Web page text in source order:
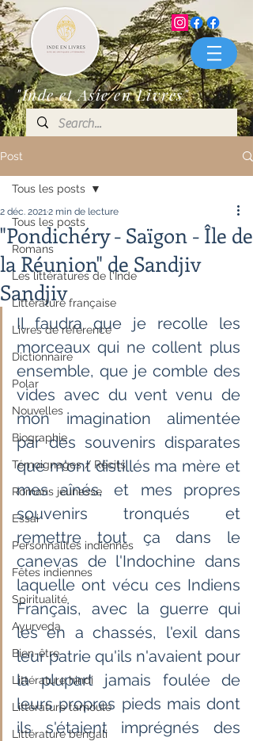
"Inde et Asie en Livres"
Post
Tous les posts
Romans
Les littératures de l'Inde
Littérature française
Livres de référence
Dictionnaire
Polar
Nouvelles
Biographie
Témoignages / Récits
Romans jeunesse
Essai
Personnalités indiennes
Fêtes indiennes
Spiritualité
Ayurveda
Bien-être
Littérature hindi
Littérature tamoule
Littérature bengali
Tous les posts
"Pondichéry - Saïgon - Île de
la Réunion" de Sandjiv
Sandjiv
2 déc. 20212 min de lecture
Il faudra que je recolle les
morceaux qui ne collent plus
ensemble, que je comble des
vides avec du vent venu de
mon imagination alimentée
par des souvenirs disparates
que m'ont distillés ma mère et
mes aînés, et mes propres
souvenirs tronqués et
remettre tout ça dans le
canevas de l'Indochine dans
laquelle ont vécu ces Indiens
Français, avec la guerre qui
les en a chassés, l'exil dans
leur patrie qu'ils n'avaient pour
la plupart jamais foulée de
leurs propres pieds mais dont
ils s'étaient imprégnés des